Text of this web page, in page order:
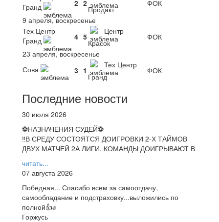
Гранд
2 2
Продакт
ФОК
9 апреля, воскресенье
Тех Центр
Гранд
4 5
Центр
Красок
ФОК
23 апреля, воскресенье
Сова
3 1
Тех Центр
Гранд
ФОК
Последние новости
30 июля 2026
⚽НАЗНАЧЕНИЯ СУДЕЙ⚽
‼В СРЕДУ СОСТОЯТСЯ ДОИГРОВКИ 2-Х ТАЙМОВ
ДВУХ МАТЧЕЙ 2А ЛИГИ. КОМАНДЫ ДОИГРЫВАЮТ В
читать...
07 августа 2026
Победная... Спасибо всем за самоотдачу,
самообладание и подстраховку...выложились по
полной👍✊
Горжусь